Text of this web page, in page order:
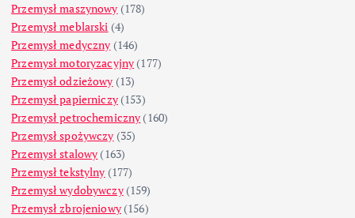
Przemysł maszynowy (178)
Przemysł meblarski (4)
Przemysł medyczny (146)
Przemysł motoryzacyjny (177)
Przemysł odzieżowy (13)
Przemysł papierniczy(153)
Przemysł petrochemiczny (160)
Przemysł spożywczy (35)
Przemysł stalowy (163)
Przemysł tekstylny (177)
Przemysł wydobywczy(159)
Przemysł zbrojeniowy(156)